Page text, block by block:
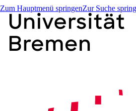
Zum Hauptmenü springenZur Suche